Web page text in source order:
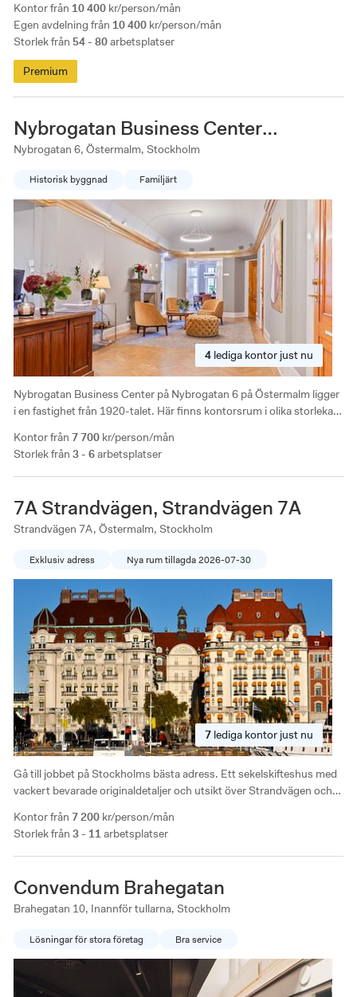
Kontor från 10 400 kr/person/mån
Egen avdelning från 10 400 kr/person/mån
Storlek från 54 - 80arbetsplatser
Lokalen är ljus och luftig och loungen har en fin utsikt mot vattnet.
Premium
Nybrogatan Business Center
Nybrogatan 6
Nybrogatan 6, Östermalm, Stockholm
Historisk byggnad Familjärt
4 lediga kontor just nu
Kontor från 7 700 kr/person/mån
Storlek från 3 - 6arbetsplatser
Nybrogatan Business Center på Nybrogatan 6 på Östermalm ligger
i en fastighet från 1920-talet. Här finns kontorsrum i olika storlekar
också möjlighet att anpassa ytorna efter era behov.
7A Strandvägen, Strandvägen 7A
Strandvägen 7A, Östermalm, Stockholm
Exklusiv adress Nya rum tillagda 2026-07-30
7 lediga kontor just nu
Kontor från 7 200 kr/person/mån
Storlek från 3 - 11arbetsplatser
Gå till jobbet på Stockholms bästa adress. Ett sekelskifteshus med
vackert bevarade originaldetaljer och utsikt över Strandvägen och
förutsättningar att växa – oavsett var i utvecklingen ni befinner er.
Convendum Brahegatan
Brahegatan 10, Inannför tullarna, Stockholm
Lösningar för stora företag Bra service